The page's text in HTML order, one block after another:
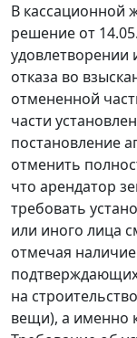
В кассационной
решение от
удовлетворении
отказа во
отмененной
части
постановление
отменить
что арендатор
требовать
или иного лица
отмечая
на
вещи), а именно